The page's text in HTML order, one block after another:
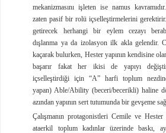
mekanizmasını işleten ise namus
zaten pasif bir rolü içselleştirmelerini
getirecek herhangi bir eylem cezayı
dışlanma ya da izolasyon ilk akla gelendir.
kaçarak bulurken, Hester yapının kendisine
başarır fakat her ikisi de yapıyı
içselleştirdiği için “A” harfi toplum
yapan) Able/Ability (beceri/becerikli) haline
azından yapının sert tutumunda bir gevşeme
Çalışmanın protagonistleri Cemile ve Hester
ataerkil toplum kadınlar üzerinde baskı,